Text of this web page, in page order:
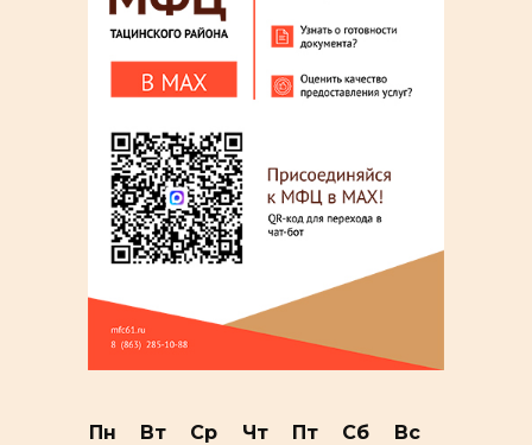
Пн Вт Ср Чт Пт Сб
Вс